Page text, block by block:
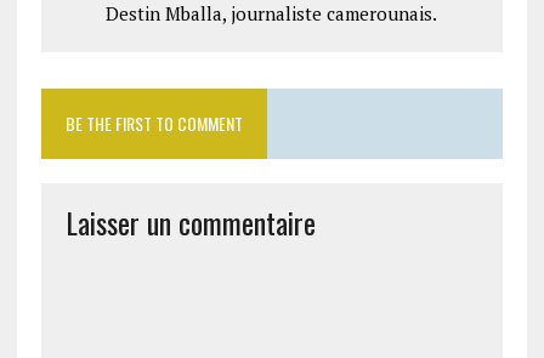
Destin Mballa, journaliste camerounais.
BE THE FIRST TO COMMENT
Laisser un commentaire